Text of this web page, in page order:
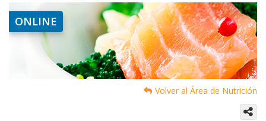
ONLINE
Volver al Área de Nutrición